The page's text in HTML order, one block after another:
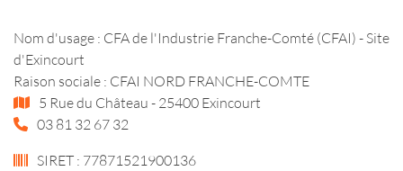
Nom d'usage : CFA de l'Industrie Franche-Comté (CFAI) - Site
d'Exincourt
Raison sociale : CFAI NORD FRANCHE-COMTE
5 Rue du Château - 25400 Exincourt
03 81 32 67 32
SIRET : 77871521900136